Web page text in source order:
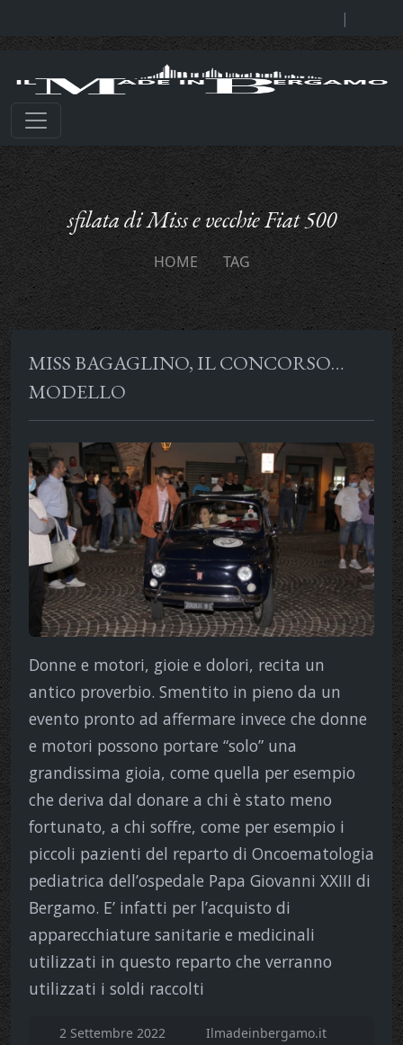
|
sfilata di Miss e vecchie Fiat 500
HOME TAG
MISS BAGAGLINO, IL CONCORSO…
MODELLO
Donne e motori, gioie e dolori, recita un
antico proverbio. Smentito in pieno da un
evento pronto ad affermare invece che donne
e motori possono portare “solo” una
grandissima gioia, come quella per esempio
che deriva dal donare a chi è stato meno
fortunato, a chi soffre, come per esempio i
piccoli pazienti del reparto di Oncoematologia
pediatrica dell’ospedale Papa Giovanni XXIII di
Bergamo. E’ infatti per l’acquisto di
apparecchiature sanitarie e medicinali
utilizzati in questo reparto che verranno
utilizzati i soldi raccolti
2 Settembre 2022
Ilmadeinbergamo.it